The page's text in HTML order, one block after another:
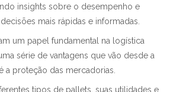
insights sobre o desempenho e
mais rápidas e informadas.
um papel fundamental na logística
série de vantagens que vão desde a
a proteção das mercadorias.
tipos de pallets, suas utilidades e